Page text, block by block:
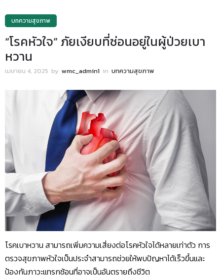
บทความสุขภาพ
“โรคหัวใจ” ภัยเงียบที่ซ่อนอยู่ในผู้ป่วยเบา
หวาน
เมษายน 4, 2025 by wmc_admin1 in บทความสุขภาพ
โรคเบาหวาน สามารถเพิ่มความเสี่ยงต่อโรคหัวใจได้หลายเท่าตัว การ
ตรวจสุขภาพหัวใจเป็นประจำสามารถช่วยให้พบปัญหาได้เร็วขึ้นและ
ป้องกันภาวะแทรกซ้อนที่อาจเป็นอันตรายถึงชีวิต